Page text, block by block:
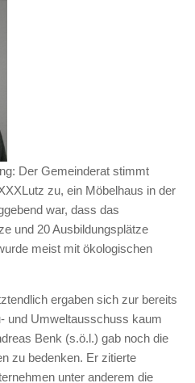
Der Gemeinderat stimmt
zu, ein Möbelhaus in der
war, dass das
und 20 Ausbildungsplätze
meist mit ökologischen
ergaben sich zur bereits
und Umweltausschuss kaum
Benk (s.ö.l.) gab noch die
zu bedenken. Er zitierte
unter anderem die